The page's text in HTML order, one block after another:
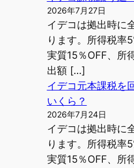
2026年7月27日
イデコは拠出時に
ります。所得税率
実質15％OFF、所
出額 […]
イデコ元本課税を
いくら？
2026年7月24日
イデコは拠出時に
ります。所得税率
実質15％OFF、所